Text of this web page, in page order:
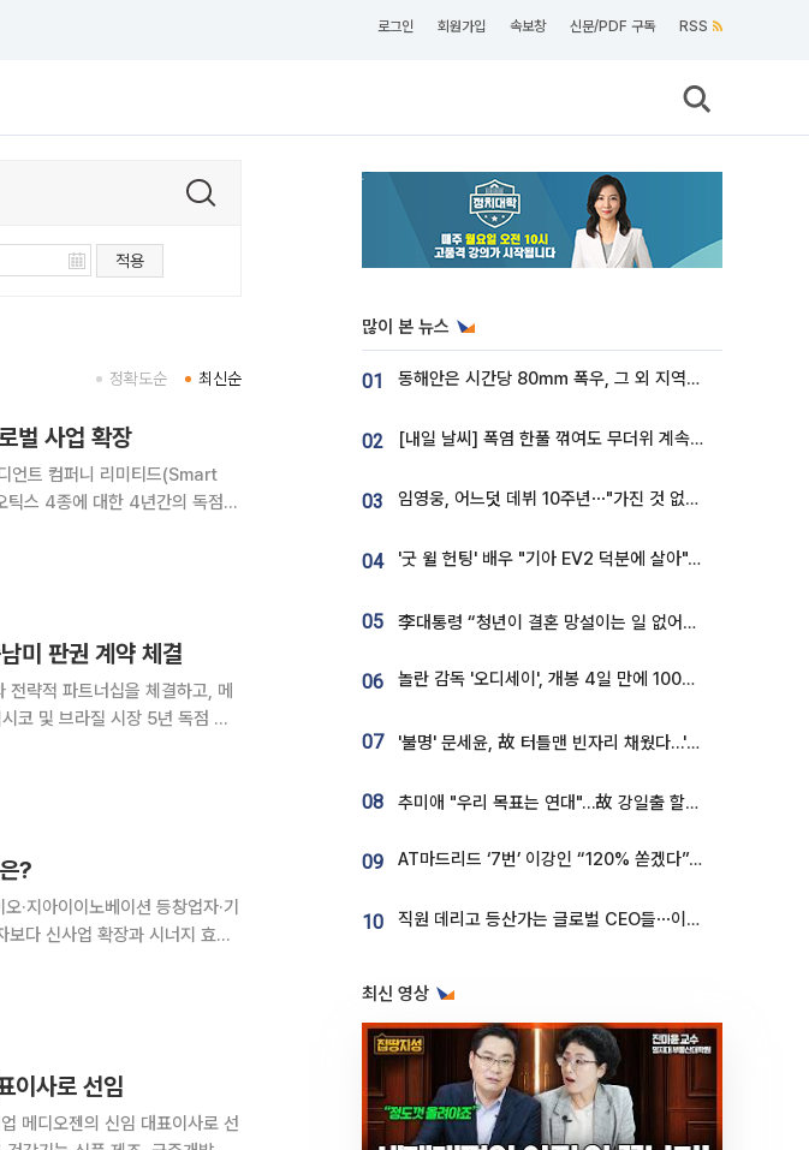
로그인 회원가입 속보창 신문/PDF 구독 RSS
적용
최신순
정확도순
벌 사업 확장
언트 컴퍼니 리미티드(Smart
스 4종에 대한 4년간의 독점
미 판권 계약 체결
략적 파트너십을 체결하고, 메
코 및 브라질 시장 5년 독점 판
?
·지아이이노베이션 등창업자·기
사에
이사로 선임
메디오젠의 신임 대표이사로 선
많이 본 뉴스
01 동해안은 시간당 80㎜ 폭우, 그 외 지역은 폭염…‘극과 극 날씨’
02 [내일 날씨] 폭염 한풀 꺾여도 무더위 계속⋯동해안 이틀 연속 비
03 임영웅, 어느덧 데뷔 10주년⋯"가진 것 없던 시절, 내 앞엔 20명의 팬뿐"
04 '굿 윌 헌팅' 배우 "기아 EV2 덕분에 살아"…교통사고 후 안전성 극찬
05 李대통령 “청년이 결혼 망설이는 일 없어야...제도상 불이익 조사”
06 놀란 감독 '오디세이', 개봉 4일 만에 100만 돌파⋯'왕사남' 보다 빠르다
07 '불명' 문세윤, 故 터틀맨 빈자리 채웠다…'거북이' 눈물의 최종 우승
08 추미애 "우리 목표는 연대"…故 강일출 할머니 흉상 제막
09 AT마드리드 ‘7번’ 이강인 “120% 쏟겠다”⋯시메오네 감독 “필요한 선수”
10 직원 데리고 등산가는 글로벌 CEO들⋯이유 있었네
최신 영상